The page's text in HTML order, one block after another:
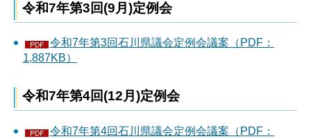
令和7年第3回(9月)定例会
令和7年第3回石川県議会定例会議案（PDF：
1,887KB）
令和7年第4回(12月)定例会
令和7年第4回石川県議会定例会議案（PDF：